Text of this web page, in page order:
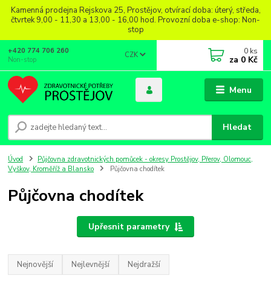
Kamenná prodejna Rejskova 25, Prostějov, otvírací doba: úterý, středa,
čtvrtek 9,00 - 11,30 a 13,00 - 16,00 hod. Provozní doba e-shop: Non-
stop
Menu
CZK
Hledat
+420 774 706 260
Non-stop
0 ks
za 0 Kč
Úvod
Půjčovna zdravotnických pomůcek - okresy Prostějov, Přerov, Olomouc,
Vyškov, Kroměříž a Blansko
Půjčovna chodítek
Půjčovna chodítek
Upřesnit parametry
Nejnovější Nejlevnější Nejdražší